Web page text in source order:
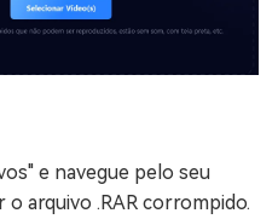
e navegue pelo seu
arquivo .RAR corrompido.